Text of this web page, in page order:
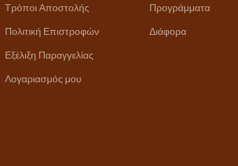
Τρόποι Αποστολής
Πολιτική Επιστροφών
Εξέλιξη Παραγγελίας
Λογαριασμός μου
Προγράμματα
Διάφορα